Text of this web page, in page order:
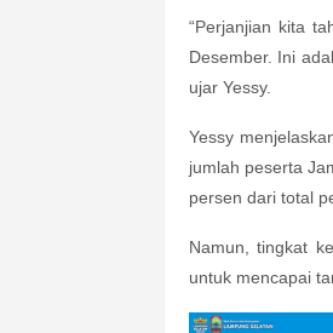
“Perjanjian kita
Desember. Ini
ujar Yessy.
Yessy
jumlah peserta
persen dari total
Namun, tingkat
untuk mencapai